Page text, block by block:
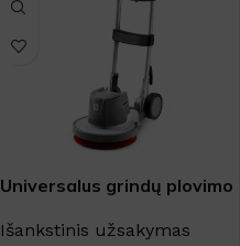
Universalus grindų plovimo
Adv"
Išankstinis užsakymas